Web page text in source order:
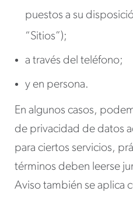
puestos a su
“Sitios”);
a través del teléfono;
y en persona.
En algunos casos,
de privacidad de datos
para ciertos servicios,
términos deben leerse
Aviso también se aplica